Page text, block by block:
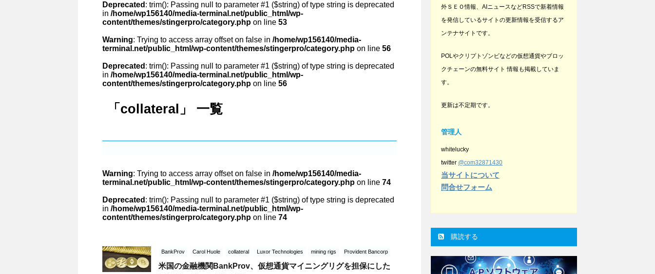
Deprecated : trim(): Passing null to parameter #1 ($string) of type string is deprecated
in /home/wp156140/media-terminal.net/public_html/wp-
content/themes/stingerpro/category.php on line 53
Warning: Trying to access array offset on false in /home/wp156140/media-
terminal.net/public_html/wp-content/themes/stingerpro/category.php on line 56
Deprecated : trim(): Passing null to parameter #1 ($string) of type string is deprecated
in /home/wp156140/media-terminal.net/public_html/wp-
content/themes/stingerpro/category.php on line 56
「collateral」 一覧
Warning: Trying to access array offset on false in /home/wp156140/media-
terminal.net/public_html/wp-content/themes/stingerpro/category.php on line 74
Deprecated : trim(): Passing null to parameter #1 ($string) of type string is deprecated
in /home/wp156140/media-terminal.net/public_html/wp-
content/themes/stingerpro/category.php on line 74
BankProv Carol Huole collateral Luxor Technologies mining rigs Provident Bancorp
米国の金融機関BankProv、仮想通貨マイニングリグを担保にした
外ＳＥＯ情報、AIニュースなどRSSで新着情報
を発信しているサイトの更新情報を受信するア
ンテナサイトです。
POLやクリプトゾンビなどの仮想通貨やブロッ
クチェーンの無料サイト 情報も掲載していま
す。
更新は不定期です。
管理人
whitelucky
twitter @com32871430
当サイトについて
問合せフォーム
購読する